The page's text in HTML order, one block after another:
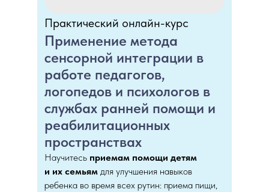
Практический онлайн-курс
Применение метода
сенсорной интеграции в
работе педагогов,
логопедов и психологов в
службах ранней помощи и
реабилитационных
пространствах
Научитесь приемам помощи детям
и их семьям для улучшения навыков
ребенка во время всех рутин: приема пищи,